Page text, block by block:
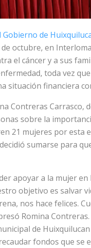
Gobierno de
octubre, en
el cáncer y a sus
toda vez
situación financiera
Contreras Carrasco,
sobre la
21 mujeres por esta
sumarse para
apoyar a la mujer en
objetivo es salvar
nos hace felices.
Romina Contreras.
de
fondos que se